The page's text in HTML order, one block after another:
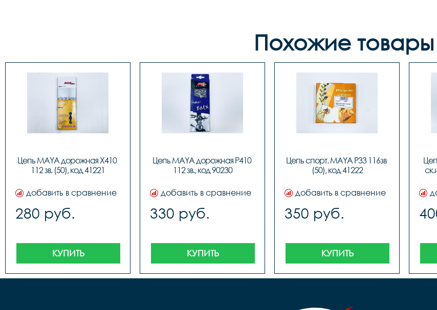
Похожие товары
Цепь MAYA дорожная X410
112 зв. (50), код 41221
добавить в сравнение
280 руб.
КУПИТЬ
Цепь MAYA дорожная P410
112 зв., код 90230
добавить в сравнение
330 руб.
КУПИТЬ
Цепь cпорт. MAYA P33 116зв
(50), код 41222
добавить в сравнение
350 руб.
КУПИТЬ